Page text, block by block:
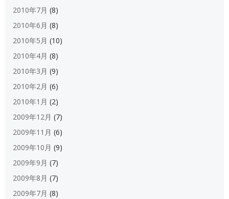
2010年7月 (8)
2010年6月 (8)
2010年5月 (10)
2010年4月 (8)
2010年3月 (9)
2010年2月 (6)
2010年1月 (2)
2009年12月 (7)
2009年11月 (6)
2009年10月 (9)
2009年9月 (7)
2009年8月 (7)
2009年7月 (8)